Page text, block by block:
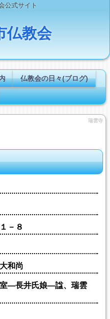
公式サイト
仏教会
仏教会の日々(ブログ)
瑞雲寺
－８
和尚
―長井氏娘―諡、瑞雲